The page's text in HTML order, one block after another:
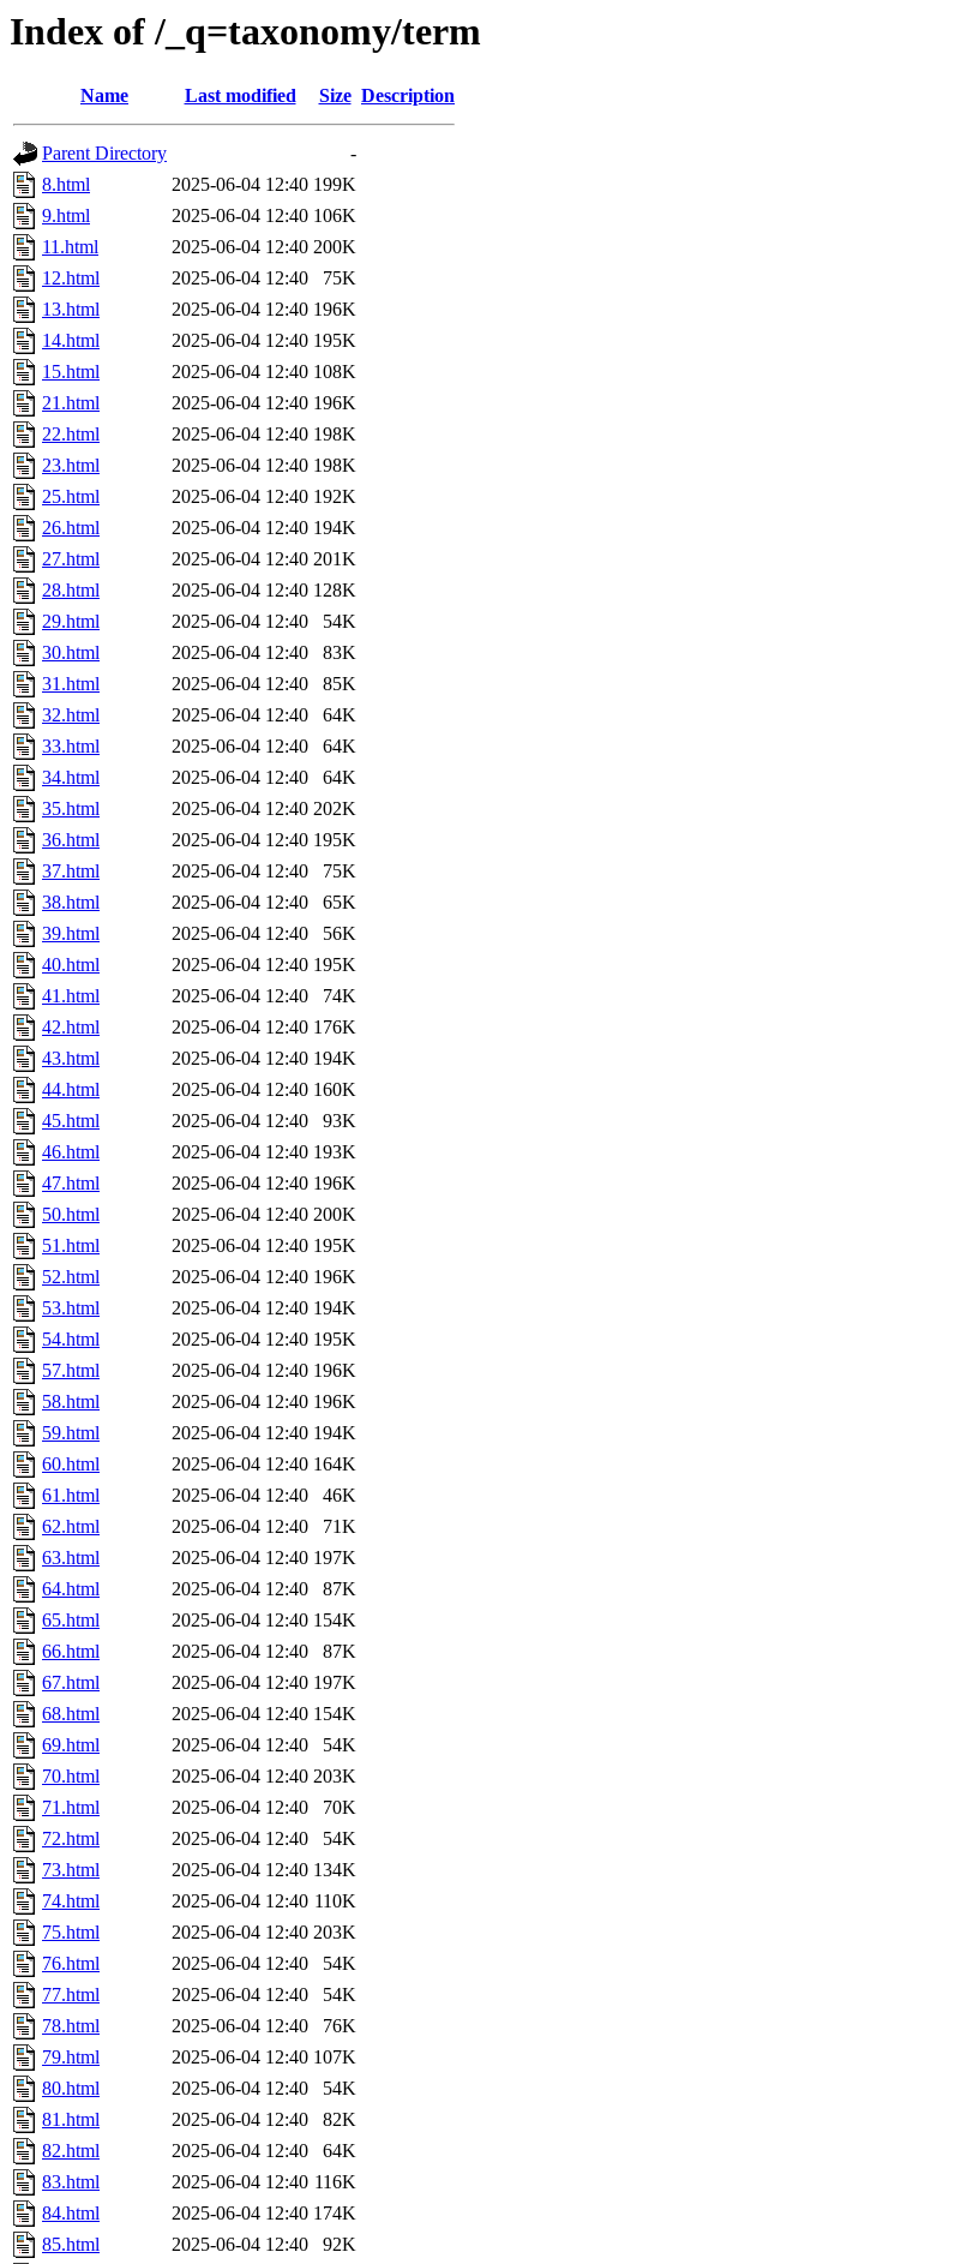
Index of /_q=taxonomy/term
Name Last modified Size Description
Parent Directory
-
8.html
2025-06-04 12:40 199K
9.html
2025-06-04 12:40 106K
11.html
2025-06-04 12:40 200K
12.html
2025-06-04 12:40
75K
13.html
2025-06-04 12:40 196K
14.html
2025-06-04 12:40 195K
15.html
2025-06-04 12:40 108K
21.html
2025-06-04 12:40 196K
22.html
2025-06-04 12:40 198K
23.html
2025-06-04 12:40 198K
25.html
2025-06-04 12:40 192K
26.html
2025-06-04 12:40 194K
27.html
2025-06-04 12:40 201K
28.html
2025-06-04 12:40 128K
29.html
2025-06-04 12:40
54K
30.html
2025-06-04 12:40
83K
31.html
2025-06-04 12:40
85K
32.html
2025-06-04 12:40
64K
33.html
2025-06-04 12:40
64K
34.html
2025-06-04 12:40
64K
35.html
2025-06-04 12:40 202K
36.html
2025-06-04 12:40 195K
37.html
2025-06-04 12:40
75K
38.html
2025-06-04 12:40
65K
39.html
2025-06-04 12:40
56K
40.html
2025-06-04 12:40 195K
41.html
2025-06-04 12:40
74K
42.html
2025-06-04 12:40 176K
43.html
2025-06-04 12:40 194K
44.html
2025-06-04 12:40 160K
45.html
2025-06-04 12:40
93K
46.html
2025-06-04 12:40 193K
47.html
2025-06-04 12:40 196K
50.html
2025-06-04 12:40 200K
51.html
2025-06-04 12:40 195K
52.html
2025-06-04 12:40 196K
53.html
2025-06-04 12:40 194K
54.html
2025-06-04 12:40 195K
57.html
2025-06-04 12:40 196K
58.html
2025-06-04 12:40 196K
59.html
2025-06-04 12:40 194K
60.html
2025-06-04 12:40 164K
61.html
2025-06-04 12:40
46K
62.html
2025-06-04 12:40
71K
63.html
2025-06-04 12:40 197K
64.html
2025-06-04 12:40
87K
65.html
2025-06-04 12:40 154K
66.html
2025-06-04 12:40
87K
67.html
2025-06-04 12:40 197K
68.html
2025-06-04 12:40 154K
69.html
2025-06-04 12:40
54K
70.html
2025-06-04 12:40 203K
71.html
2025-06-04 12:40
70K
72.html
2025-06-04 12:40
54K
73.html
2025-06-04 12:40 134K
74.html
2025-06-04 12:40 110K
75.html
2025-06-04 12:40 203K
76.html
2025-06-04 12:40
54K
77.html
2025-06-04 12:40
54K
78.html
2025-06-04 12:40
76K
79.html
2025-06-04 12:40 107K
80.html
2025-06-04 12:40
54K
81.html
2025-06-04 12:40
82K
82.html
2025-06-04 12:40
64K
83.html
2025-06-04 12:40 116K
84.html
2025-06-04 12:40 174K
85.html
2025-06-04 12:40
92K